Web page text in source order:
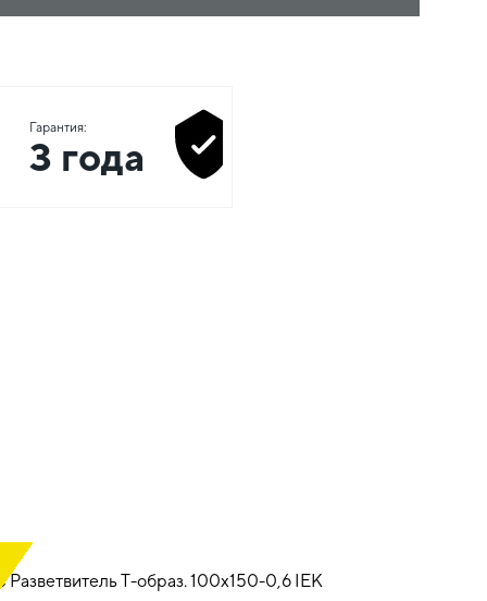
Гарантия:
3 года